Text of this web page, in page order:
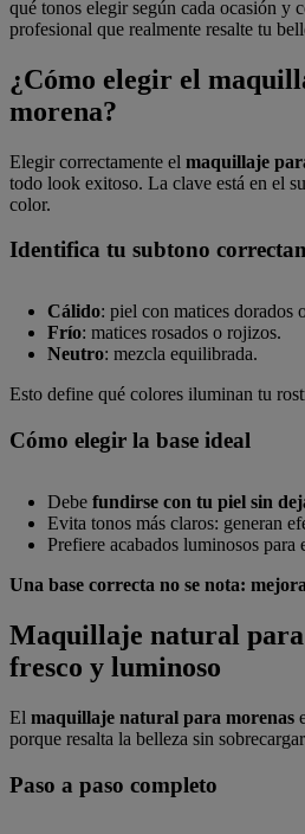
qué tonos elegir según cada ocasión y
profesional que realmente resalte tu
¿Cómo elegir el
morena?
Elegir correctamente el maquillaje
todo look exitoso. La clave está en el
color.
Identifica tu subtono
Cálido: piel con matices dorados
Frío: matices rosados o rojizos.
Neutro: mezcla equilibrada.
Esto define qué colores iluminan tu
Cómo elegir la base ideal
Debe fundirse con tu piel sin
Evita tonos más claros: generan
Prefiere acabados luminosos para
Una base correcta no se nota:
Maquillaje natural
fresco y luminoso
El maquillaje natural para morenas
porque resalta la belleza sin
Paso a paso completo